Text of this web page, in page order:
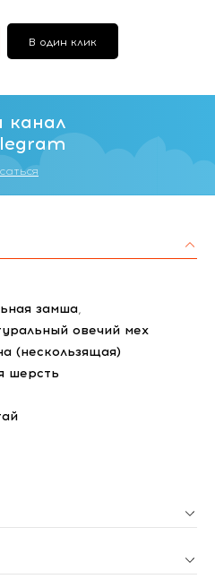
В один клик
канал
замша,
овечий мех
(нескользящая)
шерсть